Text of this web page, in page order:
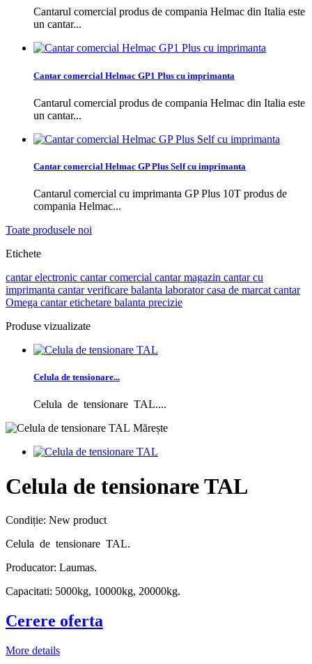
Cantarul comercial produs de compania Helmac din Italia este
un cantar...
Cantar comercial Helmac GP1 Plus cu imprimanta
Cantarul comercial produs de compania Helmac din Italia este
un cantar...
Cantar comercial Helmac GP Plus Self cu imprimanta
Cantarul comercial cu imprimanta GP Plus 10T produs de
compania Helmac...
Toate produsele noi
Etichete
cantar electronic cantar comercial cantar magazin cantar cu
imprimanta cantar verificare balanta laboratorcasa de marcat cantar
Omega cantar etichetare balanta precizie
Produse vizualizate
Celula de tensionare...
Celula de tensionare TAL....
Mărește
Celula de tensionare TAL
Condiție: New product
Celula de tensionare TAL.
Producator: Laumas.
Capacitati: 5000kg, 10000kg, 20000kg.
Cerere oferta
More details